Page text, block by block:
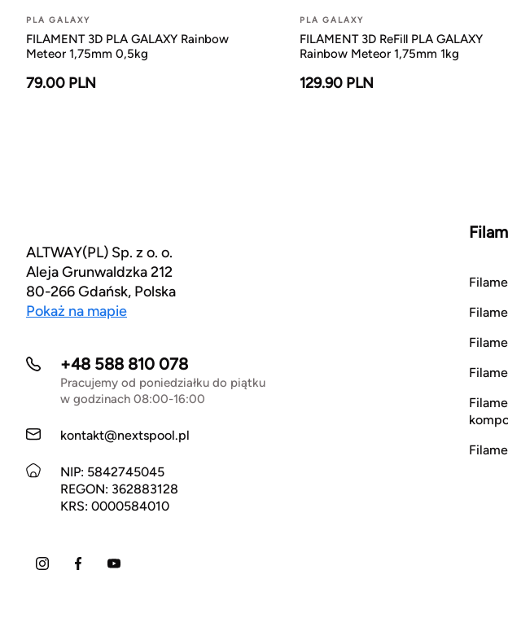
PLA GALAXY
FILAMENT 3D PLA GALAXY Rainbow
Meteor 1,75mm 0,5kg
79.00 PLN
PLA GALAXY
FILAMENT 3D ReFill PLA GALAXY
Rainbow Meteor 1,75mm 1kg
129.90 PLN
ALTWAY(PL) Sp. z o. o.
Aleja Grunwaldzka 212
80-266 Gdańsk, Polska
Pokaż na mapie
+48 588 810 078
Pracujemy od poniedziałku do piątku
w godzinach 08:00-16:00
kontakt@nextspool.pl
NIP: 5842745045
REGON: 362883128
KRS: 0000584010